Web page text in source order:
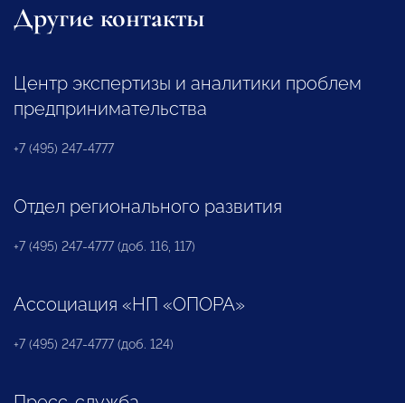
Другие контакты
Центр экспертизы и аналитики проблем
предпринимательства
+7 (495) 247-4777
Отдел регионального развития
+7 (495) 247-4777 (доб. 116, 117)
Ассоциация «НП «ОПОРА»
+7 (495) 247-4777 (доб. 124)